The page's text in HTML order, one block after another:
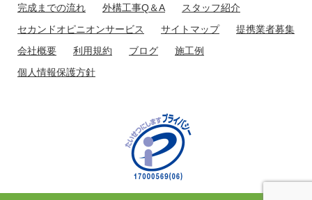
完成までの流れ
外構工事Q＆A
スタッフ紹介
セカンドオピニオンサービス
サイトマップ
提携業者募集
会社概要
利用規約 ブログ
施工例
個人情報保護方針